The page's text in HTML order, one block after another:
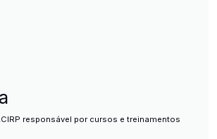
responsável por cursos e treinamentos